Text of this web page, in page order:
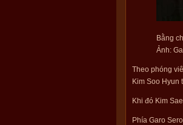
Bằng
Ảnh:
Theo phóng
Kim Soo Hyun
Khi đó Kim
Phía Garo